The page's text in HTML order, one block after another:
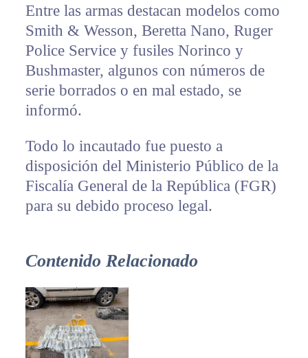
Entre las armas destacan modelos como
Smith & Wesson, Beretta Nano, Ruger
Police Service y fusiles Norinco y
Bushmaster, algunos con números de
serie borrados o en mal estado, se
informó.
Todo lo incautado fue puesto a
disposición del Ministerio Público de la
Fiscalía General de la República (FGR)
para su debido proceso legal.
Contenido Relacionado